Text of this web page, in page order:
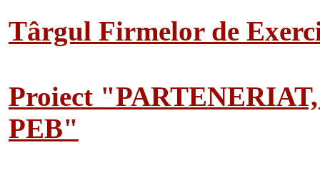
Târgul Firmelor de
Proiect
PEB"